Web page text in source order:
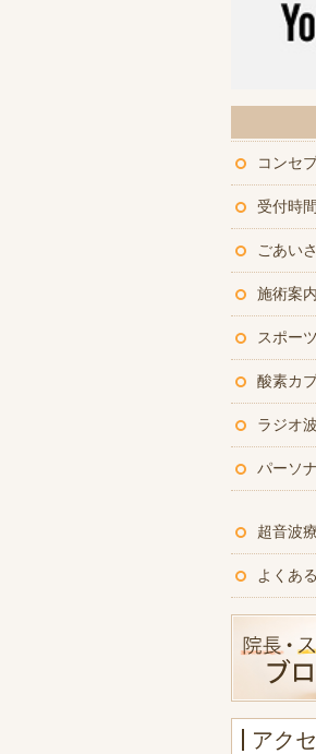
コンセ
受付時
ごあい
施術案内
スポー
酸素カ
ラジオ
パーソ
超音波
よくあ
アク